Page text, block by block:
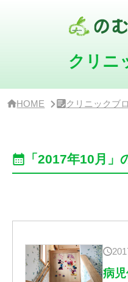
クリニ
HOME クリニックブ
「2017年10月」
病